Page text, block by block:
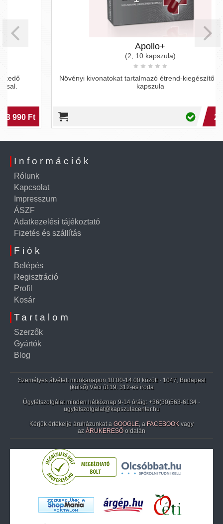
(2, 10 kapszula)
Növényi kivonatokat tartalmazó étrend-kiegészítő kemény
2 990 Ft
Információk
Rólunk
Kapcsolat
Impresszum
ÁSZF
Adatkezelési tájékoztató
Fizetés és szállítás
Fiók
Belépés
Regisztráció
Profil
Kosár
Tartalom
Szerzők
Gyártók
Blog
Személyes átvétel: munkanapon 10:00-14:00 között · 1047, Budapest
(külső) Váci út 19. 312-es iroda
Ügyfélszolgálat minden hétköznap 9-14 óráig: +36(30)563-6134 ·
ugyfelszolgalat@kapszulacenter.hu
Kérjük értékelje áruházunkat a GOOGLE, a FACEBOOK vagy
az ÁRUKERESŐ oldalán